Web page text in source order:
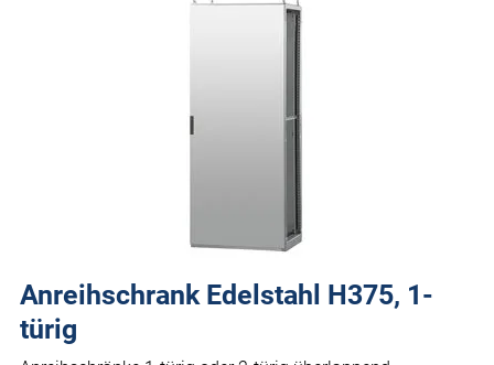
Anreihschrank Edelstahl H375, 1-
türig